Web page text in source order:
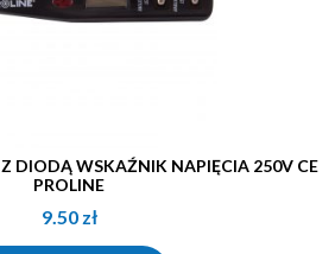
PROLINE
9.50 zł